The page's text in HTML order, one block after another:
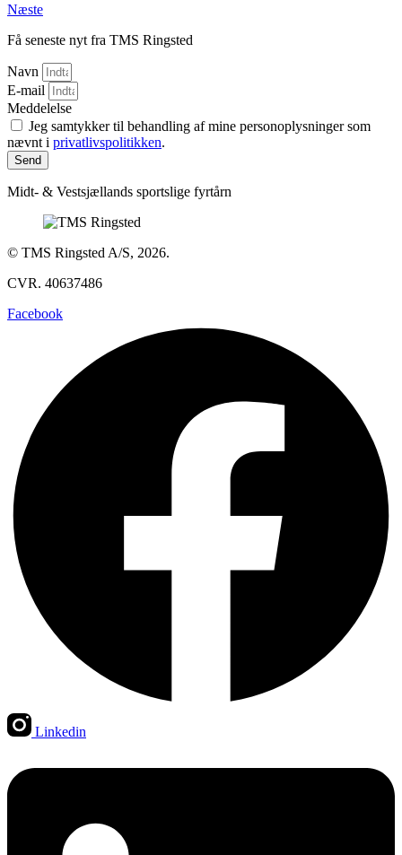
Næste
Få seneste nyt fra TMS Ringsted
Navn
E-mail
Meddelelse
Jeg samtykker til behandling af mine personoplysninger som
nævnt i privatlivspolitikken.
Send
Midt- & Vestsjællands sportslige fyrtårn
© TMS Ringsted A/S, 2026.
CVR. 40637486
Facebook
Linkedin